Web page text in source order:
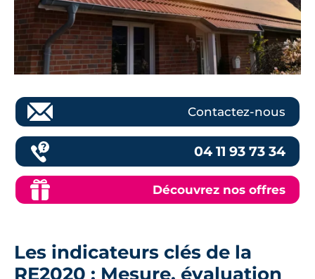
Contactez-nous
04 11 93 73 34
Découvrez nos offres
Les indicateurs clés de la
RE2020 : Mesure, évaluation